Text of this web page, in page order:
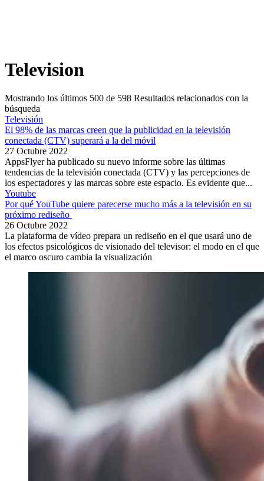
Television
Mostrando los últimos 500 de 598 Resultados relacionados con la
búsqueda
Televisión
El 98% de las marcas creen que la publicidad en la televisión
conectada (CTV) superará a la del móvil
27 Octubre 2022
AppsFlyer ha publicado su nuevo informe sobre las últimas
tendencias de la televisión conectada (CTV) y las percepciones de
los espectadores y las marcas sobre este espacio. Es evidente que...
Youtube
Por qué YouTube quiere parecerse mucho más a la televisión en su
próximo rediseño
26 Octubre 2022
La plataforma de vídeo prepara un rediseño en el que usará uno de
los efectos psicológicos de visionado del televisor: el modo en el que
el marco oscuro cambia la visualización